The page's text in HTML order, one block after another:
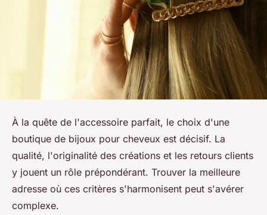
À la quête de l'accessoire parfait, le choix d'une
boutique de bijoux pour cheveux est décisif. La
qualité, l'originalité des créations et les retours clients
y jouent un rôle prépondérant. Trouver la meilleure
adresse où ces critères s'harmonisent peut s'avérer
complexe.